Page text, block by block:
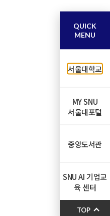
QUICK
MENU
서울대학교
MY SNU
서울대포털
중앙도서관
SNU AI 기업교
육 센터
TOP